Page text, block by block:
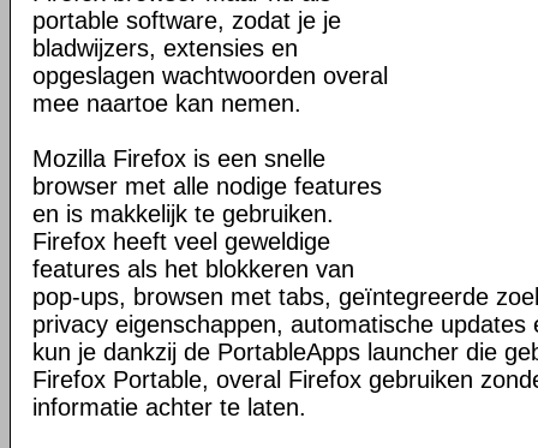
portable software, zodat je je
bladwijzers, extensies en
opgeslagen wachtwoorden overal
mee naartoe kan nemen.
Mozilla Firefox is een snelle
browser met alle nodige features
en is makkelijk te gebruiken.
Firefox heeft veel geweldige
features als het blokkeren van
pop-ups, browsen met tabs, geïntegreerde
privacy eigenschappen, automatische updates
kun je dankzij de PortableApps launcher die
Firefox Portable, overal Firefox gebruiken
informatie achter te laten.